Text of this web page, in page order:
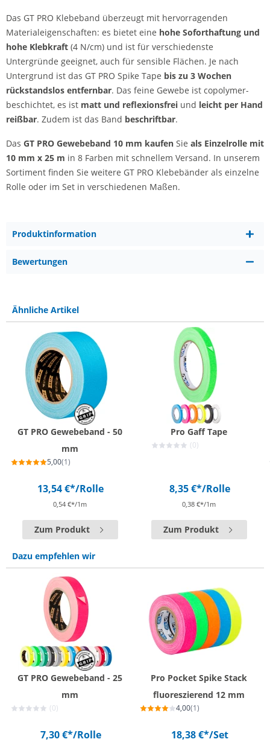
Das GT PRO Klebeband überzeugt mit hervorragenden
Materialeigenschaften: es bietet eine hohe Soforthaftung und
hohe Klebkraft (4 N/cm) und ist für verschiedenste
Untergründe geeignet, auch für sensible Flächen. Je nach
Untergrund ist das GT PRO Spike Tape bis zu 3 Wochen
rückstandslos entfernbar. Das feine Gewebe ist copolymer-
beschichtet, es ist matt und reflexionsfrei und leicht per Hand
reißbar. Zudem ist das Band beschriftbar.
Das GT PRO Gewebeband 10 mm kaufen Sie als Einzelrolle mit
10 mm x 25 m in 8 Farben mit schnellem Versand. In unserem
Sortiment finden Sie weitere GT PRO Klebebänder als einzelne
Rolle oder im Set in verschiedenen Maßen.
Produktinformation
Bewertungen
Ähnliche Artikel
GT PRO Gewebeband - 50
mm
5,00(1)
13,54 €*/Rolle
0,54 €*/1m
Zum Produkt
Pro Gaff Tape
(0)
8,35 €*/Rolle
0,38 €*/1m
Zum Produkt
Dazu empfehlen wir
GT PRO Gewebeband - 25
mm
(0)
7,30 €*/Rolle
Pro Pocket Spike Stack
fluoreszierend 12 mm
4,00(1)
18,38 €*/Set